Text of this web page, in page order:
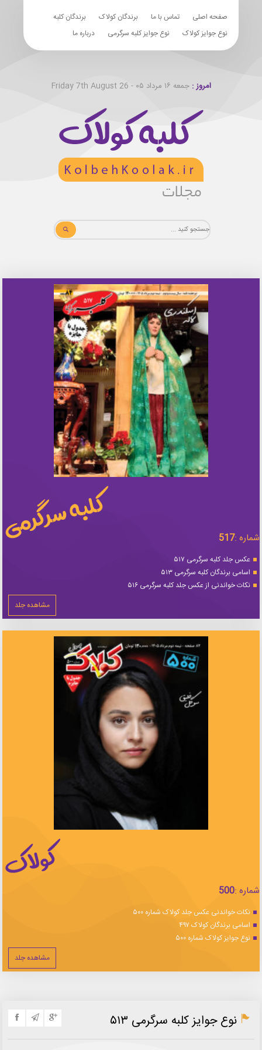
صفحه اصلی تماس با ما برندگان کولاک
برندگان کلبه
نوع جوایز کولاک
نوع جوایز کلبه سرگرمی درباره ما
امروز :جمعه ۱۶ مرداد ۰۵ - Friday 7th August 26
شماره :517
عکس جلد کلبه سرگرمی ۵۱۷
اسامی برندگان کلبه سرگرمی ۵۱۳
نکات خواندنی از عکس جلد کلبه سرگرمی ۵۱۶
مشاهده جلد
شماره :500
نکات خواندنی عکس جلد کولاک شماره ۵۰۰
اسامی برندگان کولاک ۴۹۷
نوع جوایز کولاک شماره ۵۰۰
مشاهده جلد
نوع جوایز کلبه سرگرمی ۵۱۳